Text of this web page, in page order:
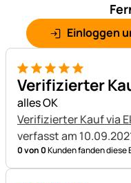
Einloggen
5 von 5
Verifizierter
alles OK
Verifizierter Kauf via
verfasst am
0 von 0Kunden fanden